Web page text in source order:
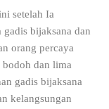
setelah Ia
bijaksana dan
orang percaya
bodoh dan lima
gadis bijaksana
kelangsungan